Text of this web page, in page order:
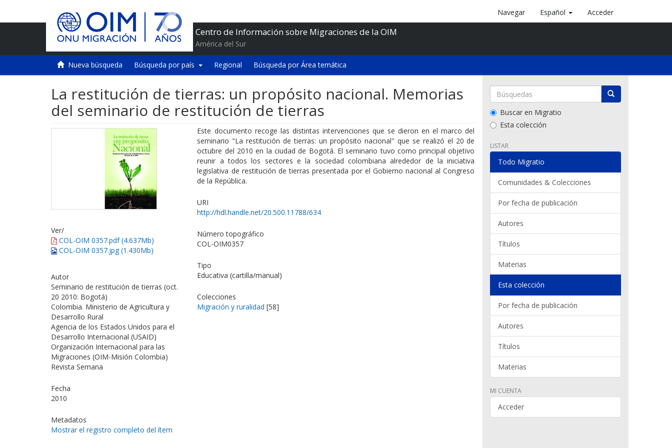
Centro de Información sobre Migraciones de la OIM
América del Sur
Navegar Español Acceder
Nueva búsqueda Búsqueda por país Regional Búsqueda por Área temática
La restitución de tierras: un propósito nacional. Memorias
del seminario de restitución de tierras
Ver/
COL-OIM 0357.pdf (4.637Mb)
COL-OIM 0357.jpg (1.430Mb)
Autor
Seminario de restitución de tierras (oct.
20 2010: Bogotá)
Colombia. Ministerio de Agricultura y
Desarrollo Rural
Agencia de los Estados Unidos para el
Desarrollo Internacional (USAID)
Organización Internacional para las
Migraciones (OIM-Misión Colombia)
Revista Semana
Fecha
2010
Metadatos
Mostrar el registro completo del ítem
Este documento recoge las distintas intervenciones que se dieron en el marco del
seminario "La restitución de tierras: un propósito nacional" que se realizó el 20 de
octubre del 2010 en la ciudad de Bogotá. El seminario tuvo como principal objetivo
reunir a todos los sectores e la sociedad colombiana alrededor de la iniciativa
legislativa de restitución de tierras presentada por el Gobierno nacional al Congreso
de la República.
URI
http://hdl.handle.net/20.500.11788/634
Número topográfico
COL-OIM0357
Tipo
Educativa (cartilla/manual)
Colecciones
Migración y ruralidad [58]
Buscar en Migratio
Esta colección
LISTAR
Todo Migratio
Comunidades & Colecciones
Por fecha de publicación
Autores
Títulos
Materias
Esta colección
Por fecha de publicación
Autores
Títulos
Materias
MI CUENTA
Acceder